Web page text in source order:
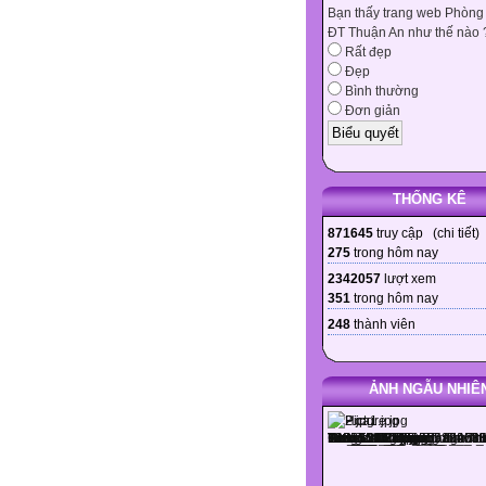
Bạn thấy trang web
ĐT Thuận An như thế nào
Rất đẹp
Đẹp
Bình thường
Đơn giản
THỐNG KÊ
871645 truy cập (chi tiết)
275 trong hôm nay
2342057 lượt xem
351 trong hôm nay
248 thành viên
ẢNH NGẪU